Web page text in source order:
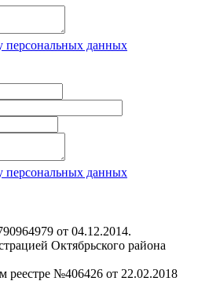
персональных данных
персональных данных
от 04.12.2014.
Октябрьского района
реестре №406426 от 22.02.2018